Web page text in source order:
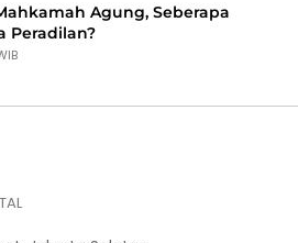
Agung, Seberapa
Peradilan?